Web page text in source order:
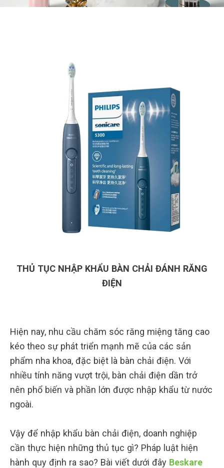
THỦ TỤC NHẬP KHẨU BÀN CHẢI ĐÁNH RĂNG
ĐIỆN
Hiện nay, nhu cầu chăm sóc răng miệng tăng cao
kéo theo sự phát triển mạnh mẽ của các sản
phẩm nha khoa, đặc biệt là bàn chải điện. Với
nhiều tính năng vượt trội, bàn chải điện dần trở
nên phổ biến và phần lớn được nhập khẩu từ nước
ngoài.
Vậy để nhập khẩu bàn chải điện, doanh nghiệp
cần thực hiện những thủ tục gì? Pháp luật hiện
hành quy định ra sao? Bài viết dưới đây Beskare